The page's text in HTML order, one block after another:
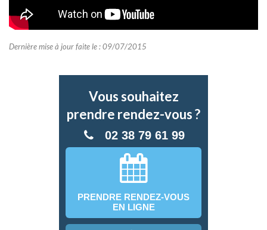
Dernière mise à jour faite le : 09/07/2015
Vous souhaitez
prendre rendez-vous ?
02 38 79 61 99
PRENDRE RENDEZ-VOUS
EN LIGNE